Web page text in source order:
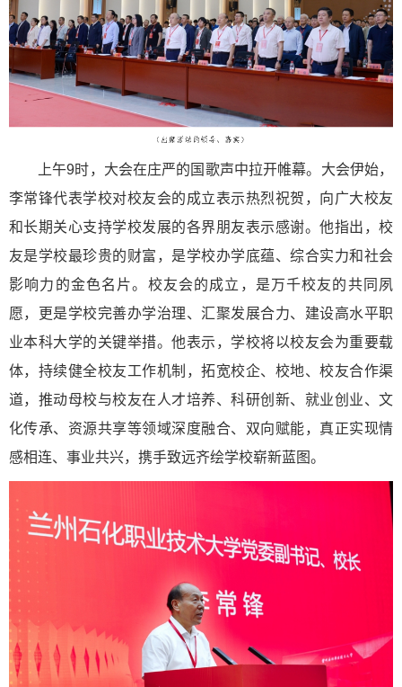
上午9时，大会在庄严的国歌声中拉开帷幕。大会伊始，
李常锋代表学校对校友会的成立表示热烈祝贺，向广大校友
和长期关心支持学校发展的各界朋友表示感谢。他指出，校
友是学校最珍贵的财富，是学校办学底蕴、综合实力和社会
影响力的金色名片。校友会的成立，是万千校友的共同夙
愿，更是学校完善办学治理、汇聚发展合力、建设高水平职
业本科大学的关键举措。他表示，学校将以校友会为重要载
体，持续健全校友工作机制，拓宽校企、校地、校友合作渠
道，推动母校与校友在人才培养、科研创新、就业创业、文
化传承、资源共享等领域深度融合、双向赋能，真正实现情
感相连、事业共兴，携手致远齐绘学校崭新蓝图。